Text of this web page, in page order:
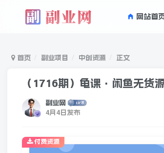
网站首
首页 副业项目 中创资源 正文
（1716期）龟课·闲鱼无货
副业网
4月4日发布
付费资源